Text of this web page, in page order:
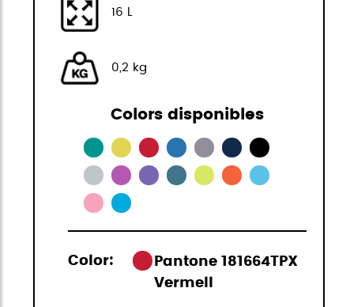
16 L
0,2 kg
Colors disponibles
Color:
Pantone 181664TPX
Vermell